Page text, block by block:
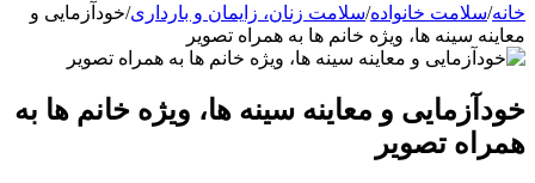
خانه/سلامت خانواده/سلامت زنان، زایمان و بارداری/خودآزمایی و
معاینه سینه ها، ویژه خانم ها به همراه تصویر
خودآزمایی و معاینه سینه ها، ویژه خانم ها به
همراه تصویر